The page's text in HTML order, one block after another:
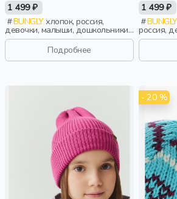
1 499 ₽
BUNGLYхлопок, россия,
девочки, малыши, дошкольники,
дети
Подробнее
1 499 ₽
BUNGLY
россия,
- 20 %